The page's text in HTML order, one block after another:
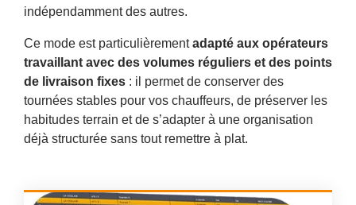
indépendamment des autres.
Ce mode est particulièrementadapté aux opérateurs
travaillant avec des volumes réguliers et des points
de livraison fixes : il permet de conserver des
tournées stables pour vos chauffeurs, de préserver les
habitudes terrain et de s’adapter à une organisation
déjà structurée sans tout remettre à plat.